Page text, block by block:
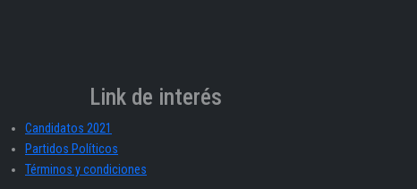
Link de interés
Candidatos 2021
Partidos Políticos
Términos y condiciones